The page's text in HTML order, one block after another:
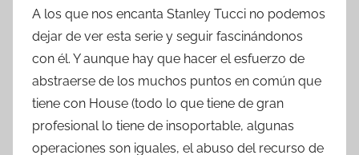
A los que nos encanta Stanley Tucci no podemos
dejar de ver esta serie y seguir fascinándonos
con él. Y aunque hay que hacer el esfuerzo de
abstraerse de los muchos puntos en común que
tiene con House (todo lo que tiene de gran
profesional lo tiene de insoportable, algunas
operaciones son iguales, el abuso del recurso de